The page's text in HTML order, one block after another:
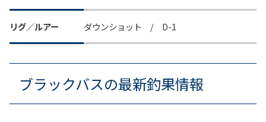
リグ／ルアー ダウンショット / D-1
ブラックバスの最新釣果情報